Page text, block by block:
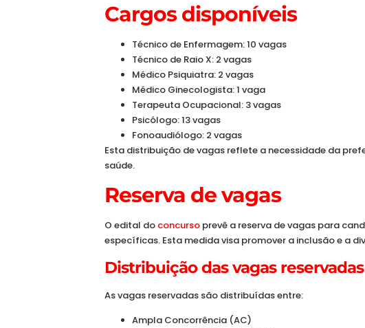
Cargos disponíveis
Técnico de Enfermagem: 10 vagas
Técnico de Raio X: 2 vagas
Médico Psiquiatra: 2 vagas
Médico Ginecologista: 1 vaga
Terapeuta Ocupacional: 3 vagas
Psicólogo: 13 vagas
Fonoaudiólogo: 2 vagas
Esta distribuição de vagas reflete a necessidade da
saúde.
Reserva de vagas
O edital do concurso prevê a reserva de vagas para
específicas. Esta medida visa promover a inclusão e a
Distribuição das vagas reservadas
As vagas reservadas são distribuídas entre:
Ampla Concorrência (AC)